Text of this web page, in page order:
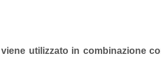
utilizzato in combinazione